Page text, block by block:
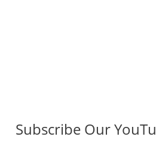
Subscribe Our